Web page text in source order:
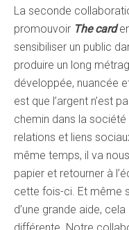
La seconde
promouvoir The card
sensibiliser un public
produire un long
développée, nuancée
est que l’argent n’est
chemin dans la
relations et liens
même temps, il va
papier et retourner à
cette fois-ci. Et même
d’une grande aide,